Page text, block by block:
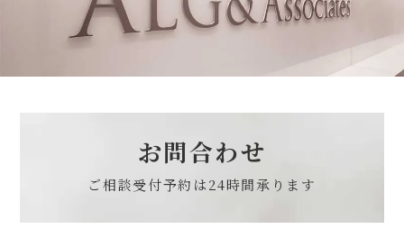
お問合わせ
ご相談受付予約は24時間承ります